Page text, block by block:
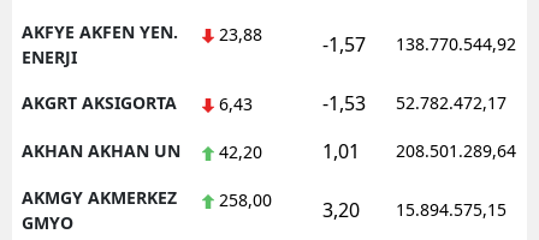
AKFYE AKFEN YEN.
ENERJI
23,88 -1,57 138.770.544,92
AKGRT AKSIGORTA 6,43 -1,53 52.782.472,17
AKHAN AKHAN UN 42,20 1,01 208.501.289,64
AKMGY AKMERKEZ
GMYO
258,00 3,20 15.894.575,15